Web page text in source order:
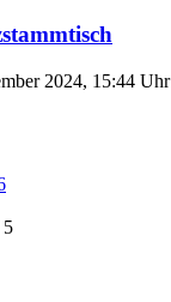
2024, 15:44 Uhr
5